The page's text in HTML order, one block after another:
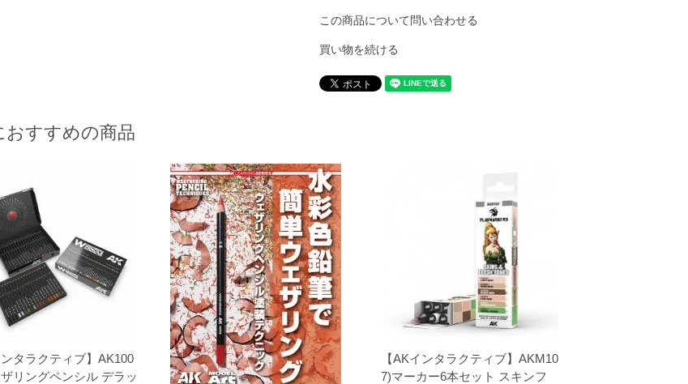
この商品について問い合わせる
買い物を続ける
おすすめの商品
ンタラクティブ】AK100
リングペンシル デラッ
【AKインタラクティブ】AKM10
7)マーカー6本セット スキンフ